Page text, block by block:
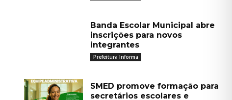
Banda Escolar Municipal abre
inscrições para novos
integrantes
Prefeitura Informa
SMED promove formação para
secretários escolares e